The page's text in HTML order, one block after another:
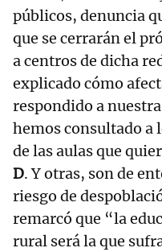
públicos, denuncia
que se cerrarán el
a centros de dicha
explicado cómo
respondido a
hemos consultado a
de las aulas que
D. Y otras, son de
riesgo de
remarcó que “la
rural será la que